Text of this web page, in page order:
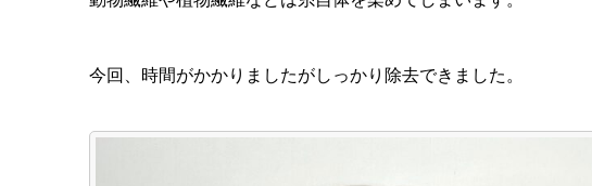
今回、時間がかかりましたがしっかり除去できました。